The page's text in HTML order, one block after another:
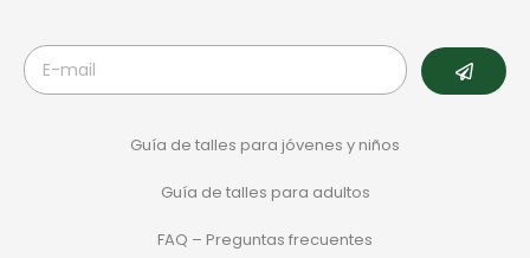
Guía de talles para jóvenes y niños
Guía de talles para adultos
FAQ – Preguntas frecuentes